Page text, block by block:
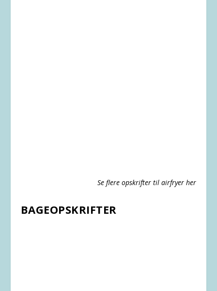
Se flere opskrifter til airfryer her
BAGEOPSKRIFTER